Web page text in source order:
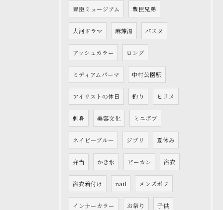
豊臣ミュージアム 豊臣兄弟
大河ドラマ 麻辣湯 パスタ
アッシュカラー ロング
ミディアムパーマ 中村公園駅
アイリストの休日 釣り ヒラメ
刺身 美容文化 ミニボブ
ネイビーブルー ジブリ 夏休み
弁当 かき氷 ピーカン 浴衣
浴衣着付け nail メンズボブ
インナーカラー お祭り 子供